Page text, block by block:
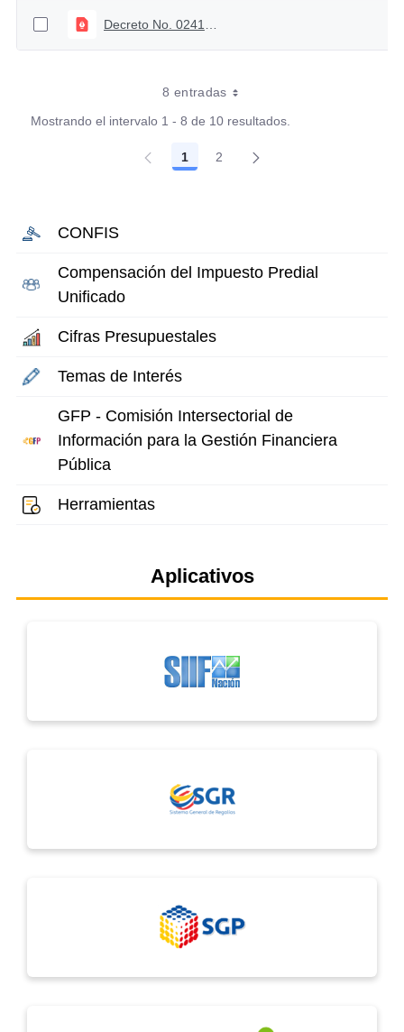
8 entradas
Mostrando el intervalo 1 - 8 de 10 resultados.
Página
1 Página
2
CONFIS
Compensación del Impuesto Predial
Unificado
Cifras Presupuestales
Temas de Interés
GFP - Comisión Intersectorial de
Información para la Gestión Financiera
Pública
Herramientas
Aplicativos